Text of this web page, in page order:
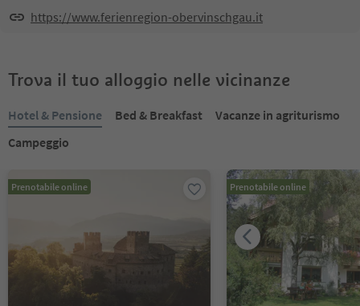
https://www.ferienregion-obervinschgau.it
Trova il tuo alloggio nelle vicinanze
Hotel & Pensione Bed & Breakfast
Vacanze in agriturismo
Campeggio
Prenotabile online Prenotabile online